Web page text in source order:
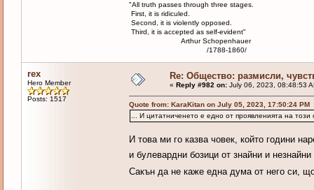
"All truth passes through three stages.
First, it is ridiculed.
Second, it is violently opposed.
Third, it is accepted as self-evident"
Arthur Schopenhauer
/1788-1860/
rex
Hero Member
Posts: 1517
Re: Общество: размисли,
« Reply #982 on:July 06, 2023, 08:48:53
Quote from: KaraKitan on July 05, 2023, 17:50:24 PM
... И цитатниченето е едно от проявленията на
И това ми го казва човек, който години
и булевардни бозици от знайни и
Сакън да не каже една дума от него си,